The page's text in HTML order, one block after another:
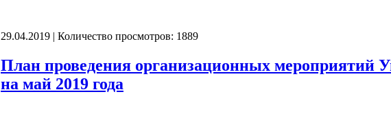
29.04.2019 | Количество просмотров: 1889
План проведения организационных мероприятий
на май 2019 года